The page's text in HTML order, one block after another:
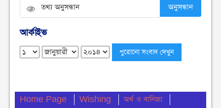
সংবিধান থেকে বাতিল হতে পারে শেখ মুজিবুর রহমানের
‘জাতির পিতা’ স্বীকৃতি
মঙ্গলবার ● ৪ আগস্ট ২০২৬
ঢাকা কলেজে ছাত্রদল-শিবিরের সংঘর্ষ
নোয়াখালীতে সি এন জি পাম্প গুলোতে গ্যাস সংকট
মঙ্গলবার ● ৪ আগস্ট ২০২৬
অনুসন্ধান
আর্কাইভ
Home Page Wishing
অর্থ ও বানিজ্য